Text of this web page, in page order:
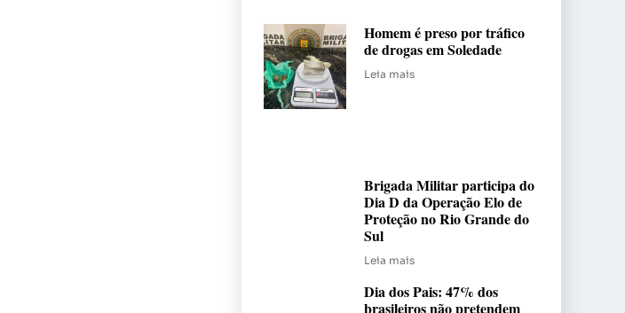
Homem é preso por tráfico
de drogas em Soledade
Leia mais
Brigada Militar participa do
Dia D da Operação Elo de
Proteção no Rio Grande do
Sul
Leia mais
Dia dos Pais: 47% dos
brasileiros não pretendem